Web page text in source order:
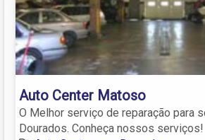
Auto Center Matoso
O Melhor serviço de reparação para
Dourados. Conheça nossos serviços!